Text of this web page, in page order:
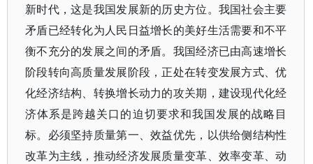
新时代，这是我国发展新的历史方位。我国社会主要
矛盾已经转化为人民日益增长的美好生活需要和不平
衡不充分的发展之间的矛盾。我国经济已由高速增长
阶段转向高质量发展阶段，正处在转变发展方式、优
化经济结构、转换增长动力的攻关期，建设现代化经
济体系是跨越关口的迫切要求和我国发展的战略目
标。必须坚持质量第一、效益优先，以供给侧结构性
改革为主线，推动经济发展质量变革、效率变革、动